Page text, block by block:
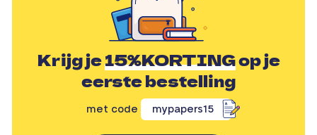
Krijg je15%KORTINGop je
eerste bestelling
met code mypapers15